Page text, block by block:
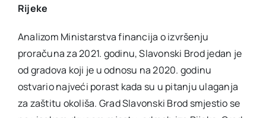
Rijeke
Analizom Ministarstva financija o izvršenju
proračuna za 2021. godinu, Slavonski Brod jedan je
od gradova koji je u odnosu na 2020. godinu
ostvario najveći porast kada su u pitanju ulaganja
za zaštitu okoliša. Grad Slavonski Brod smjestio se